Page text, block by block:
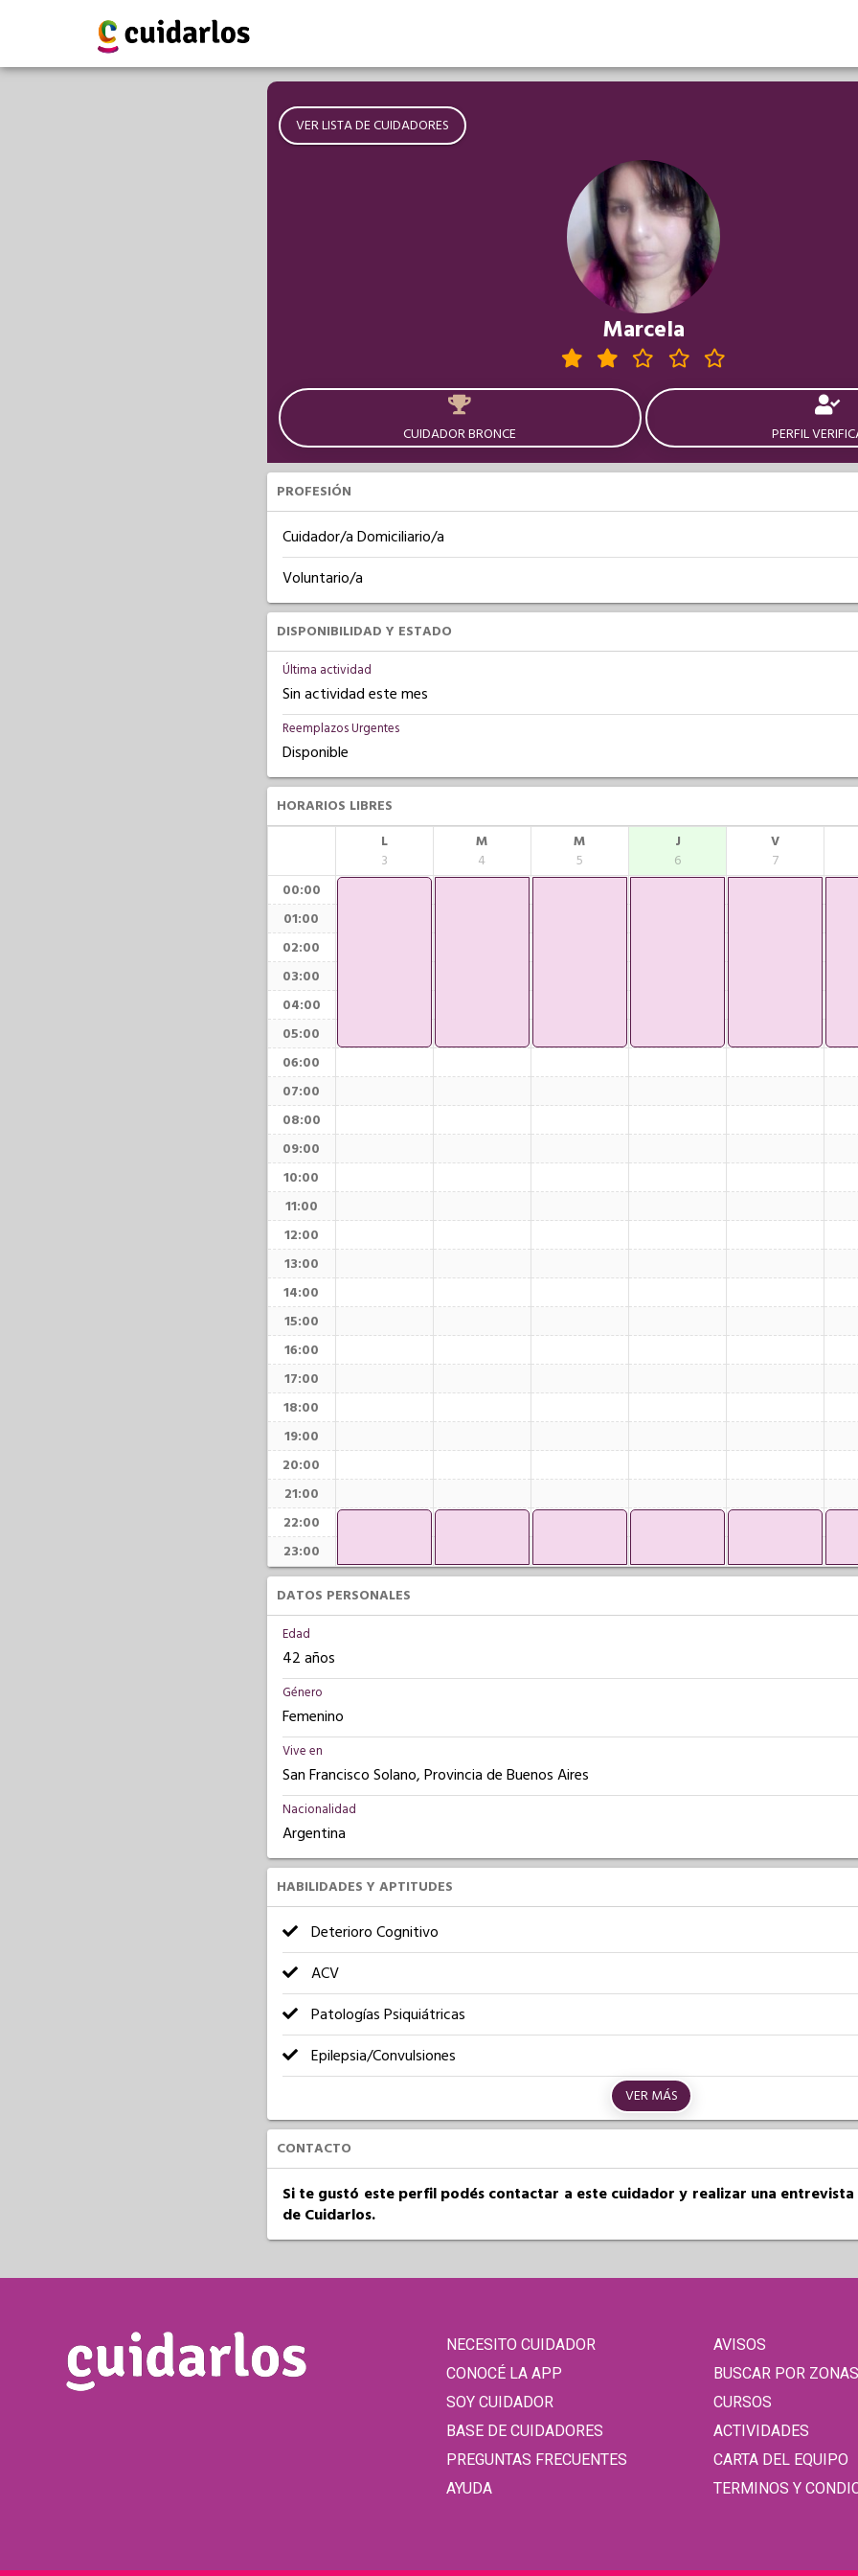
VER LISTA DE CUIDADORES
Marcela
CUIDADOR BRONCE PERFIL
PROFESIÓN
Cuidador/a Domiciliario/a
Voluntario/a
DISPONIBILIDAD Y ESTADO
Última actividad
Sin actividad este mes
Reemplazos Urgentes
Disponible
HORARIOS LIBRES
L
3
M
4
M
5
J
6
V
7
00:00
01:00
02:00
03:00
04:00
05:00
06:00
07:00
08:00
09:00
10:00
11:00
12:00
13:00
14:00
15:00
16:00
17:00
18:00
19:00
20:00
21:00
22:00
23:00
DATOS PERSONALES
Edad
42 años
Género
Femenino
Vive en
San Francisco Solano, Provincia de Buenos Aires
Nacionalidad
Argentina
HABILIDADES Y APTITUDES
Deterioro Cognitivo
ACV
Patologías Psiquiátricas
Epilepsia/Convulsiones
VER MÁS
CONTACTO
Si te gustó este perfil podés contactar a este cuidador y realizar una entrevista
de Cuidarlos.
NECESITO CUIDADOR
CONOCÉ LA APP
SOY CUIDADOR
BASE DE CUIDADORES
PREGUNTAS FRECUENTES
AYUDA
AVISOS
BUSCAR POR ZONAS
CURSOS
ACTIVIDADES
CARTA DEL EQUIPO
TERMINOS Y